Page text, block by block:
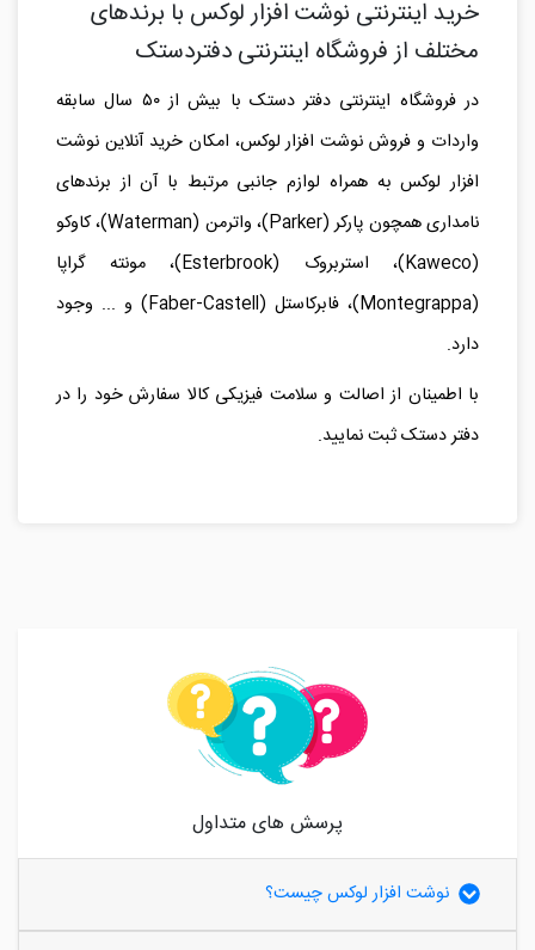
خرید اینترنتی نوشت افزار لوکس با برندهای
مختلف از فروشگاه اینترنتی دفتردستک
در فروشگاه اینترنتی دفتر دستک با بیش از ۵۰ سال سابقه
واردات و فروش نوشت افزار لوکس، امکان خرید آنلاین نوشت
افزار لوکس به همراه لوازم جانبی مرتبط با آن از برندهای
نامداری همچون پارکر (Parker)، واترمن (Waterman)، کاوکو
(
Kaweco)، استربروک (Esterbrook)، مونته گراپا
(
Montegrappa)، فابرکاستل (Faber-Castell) و ... وجود
دارد.
با اطمینان از اصالت و سلامت فیزیکی کالا سفارش خود را در
دفتر دستک ثبت نمایید.
پرسش های متداول
نوشت افزار لوکس چیست؟